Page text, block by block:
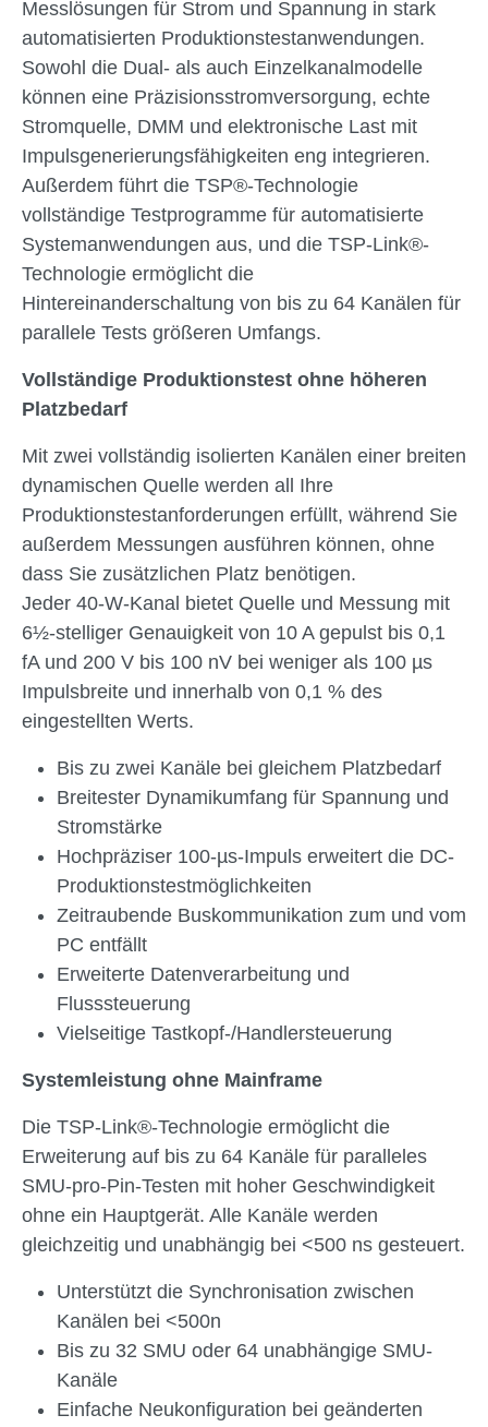
Messlösungen für Strom und Spannung in stark
automatisierten Produktionstestanwendungen.
Sowohl die Dual- als auch Einzelkanalmodelle
können eine Präzisionsstromversorgung, echte
Stromquelle, DMM und elektronische Last mit
Impulsgenerierungsfähigkeiten eng integrieren.
Außerdem führt die TSP®-Technologie
vollständige Testprogramme für automatisierte
Systemanwendungen aus, und die TSP-Link®-
Technologie ermöglicht die
Hintereinanderschaltung von bis zu 64 Kanälen für
parallele Tests größeren Umfangs.
Vollständige Produktionstest ohne höheren
Platzbedarf
Mit zwei vollständig isolierten Kanälen einer breiten
dynamischen Quelle werden all Ihre
Produktionstestanforderungen erfüllt, während Sie
außerdem Messungen ausführen können, ohne
dass Sie zusätzlichen Platz benötigen.
Jeder 40-W-Kanal bietet Quelle und Messung mit
6½-stelliger Genauigkeit von 10 A gepulst bis 0,1
fA und 200 V bis 100 nV bei weniger als 100 µs
Impulsbreite und innerhalb von 0,1 % des
eingestellten Werts.
Bis zu zwei Kanäle bei gleichem Platzbedarf
Breitester Dynamikumfang für Spannung und
Stromstärke
Hochpräziser 100-µs-Impuls erweitert die DC-
Produktionstestmöglichkeiten
Zeitraubende Buskommunikation zum und vom
PC entfällt
Erweiterte Datenverarbeitung und
Flusssteuerung
Vielseitige Tastkopf-/Handlersteuerung
Systemleistung ohne Mainframe
Die TSP-Link®-Technologie ermöglicht die
Erweiterung auf bis zu 64 Kanäle für paralleles
SMU-pro-Pin-Testen mit hoher Geschwindigkeit
ohne ein Hauptgerät. Alle Kanäle werden
gleichzeitig und unabhängig bei <500 ns gesteuert.
Unterstützt die Synchronisation zwischen
Kanälen bei <500n
Bis zu 32 SMU oder 64 unabhängige SMU-
Kanäle
Einfache Neukonfiguration bei geänderten